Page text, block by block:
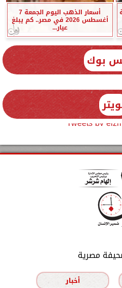
أسعار الذهب اليوم الجمعة 7
أغسطس 2026 في مصر.. كم يبلغ
عيار...
بوك
Tweets by
مصرية
أخبار